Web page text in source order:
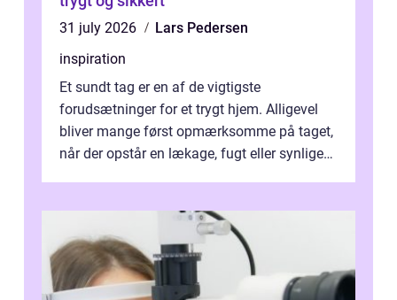
31 july 2026
Lars Pedersen
inspiration
Et sundt tag er en af de vigtigste
forudsætninger for et trygt hjem. Alligevel
bliver mange først opmærksomme på taget,
når der opstår en lækage, fugt eller synlige